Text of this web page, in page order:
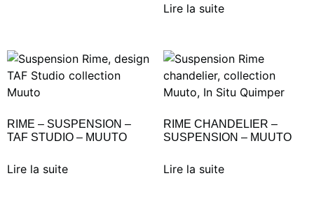
Lire la suite
RIME – SUSPENSION –
TAF STUDIO – MUUTO
Lire la suite
RIME CHANDELIER –
SUSPENSION – MUUTO
Lire la suite